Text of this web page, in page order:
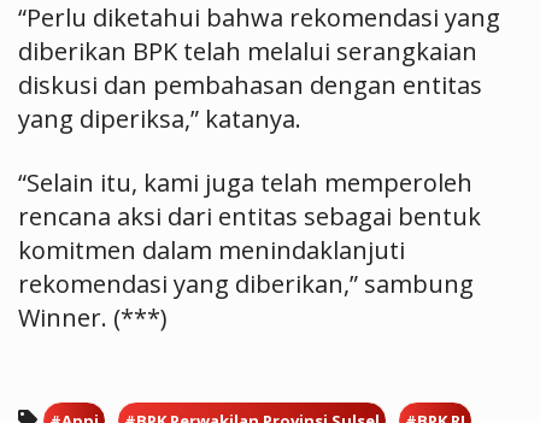
“Perlu diketahui bahwa rekomendasi yang
diberikan BPK telah melalui serangkaian
diskusi dan pembahasan dengan entitas
yang diperiksa,” katanya.
“Selain itu, kami juga telah memperoleh
rencana aksi dari entitas sebagai bentuk
komitmen dalam menindaklanjuti
rekomendasi yang diberikan,” sambung
Winner. (***)